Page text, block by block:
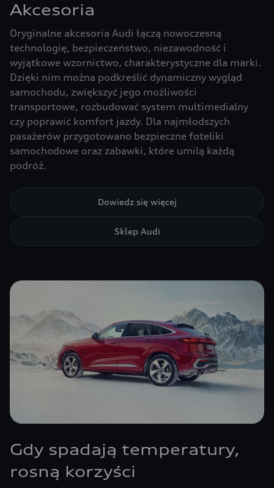
Akcesoria
Oryginalne akcesoria Audi łączą nowoczesną
technologię, bezpieczeństwo, niezawodność i
wyjątkowe wzornictwo, charakterystyczne dla marki.
Dzięki nim można podkreślić dynamiczny wygląd
samochodu, zwiększyć jego możliwości
transportowe, rozbudować system multimedialny
czy poprawić komfort jazdy. Dla najmłodszych
pasażerów przygotowano bezpieczne foteliki
samochodowe oraz zabawki, które umilą każdą
podróż.
Dowiedz się więcej
Sklep Audi
Gdy spadają temperatury,
rosną korzyści